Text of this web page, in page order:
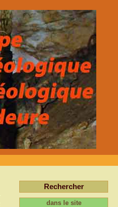
Rechercher
dans le site